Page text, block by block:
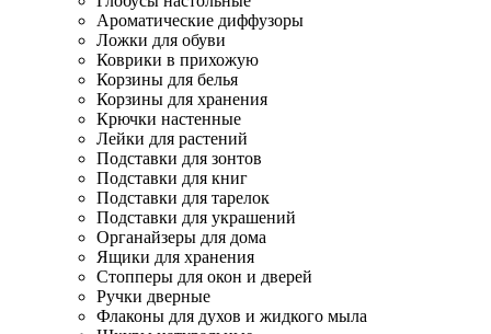
Ароматические диффузоры
Ложки для обуви
Коврики в прихожую
Корзины для белья
Корзины для хранения
Крючки настенные
Лейки для растений
Подставки для зонтов
Подставки для книг
Подставки для тарелок
Подставки для украшений
Органайзеры для дома
Ящики для хранения
Стопперы для окон и дверей
Ручки дверные
Флаконы для духов и жидкого мыла